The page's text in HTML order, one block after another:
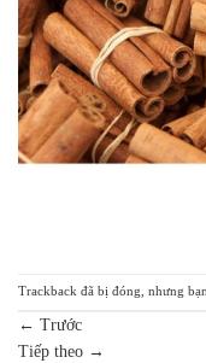
Trackback đã bị đóng, nhưng
← Trước
Tiếp theo →